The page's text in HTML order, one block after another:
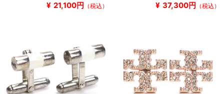
¥ 21,100円 （税込） ¥ 37,300円 （税込）